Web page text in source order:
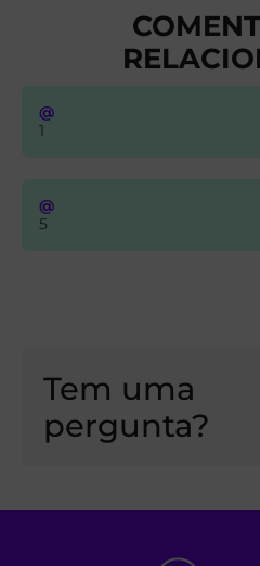
@
1
@
5
Tem uma
pergunta?